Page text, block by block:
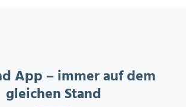
App – immer auf dem
gleichen Stand